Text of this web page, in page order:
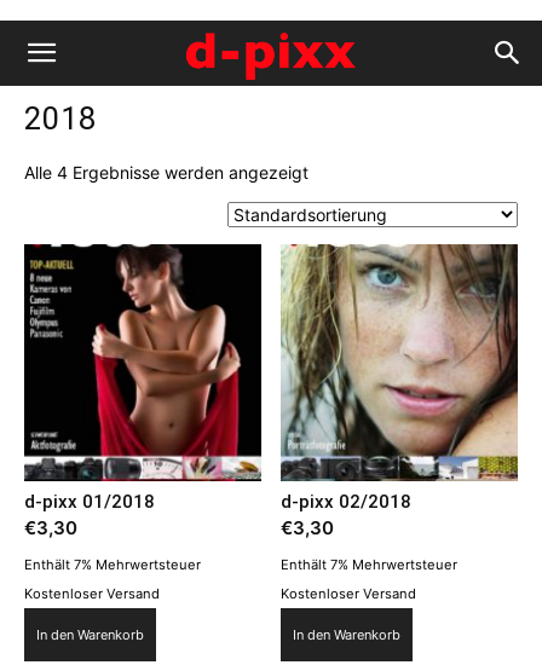
2018
Alle 4 Ergebnisse werden angezeigt
d-pixx 01/2018
€3,30
Enthält 7% Mehrwertsteuer
Kostenloser Versand
In den Warenkorb
d-pixx 02/2018
€3,30
Enthält 7% Mehrwertsteuer
Kostenloser Versand
In den Warenkorb